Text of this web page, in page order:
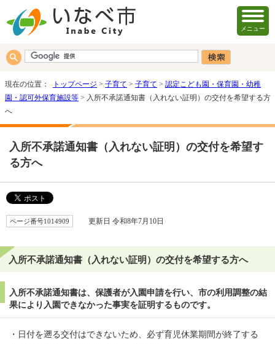
メニュー
現在の位置： トップページ > 子育て > 子育て > 認定こども園・保育園・幼稚
園・認可外保育施設等 > 入所不承諾通知書（入れない証明）の交付を希望する方
へ
入所不承諾通知書（入れない証明）の交付を希望す
る方へ
ページ番号1014909 更新日 令和8年7月10日
入所不承諾通知書（入れない証明）の交付を希望する方へ
入所不承諾通知書は、保護者が入園申請を行い、市の利用調整の結
果により入園できなかった事実を証明するものです。
・日付を遡る交付はできないため、必ず育児休業期間が終了する